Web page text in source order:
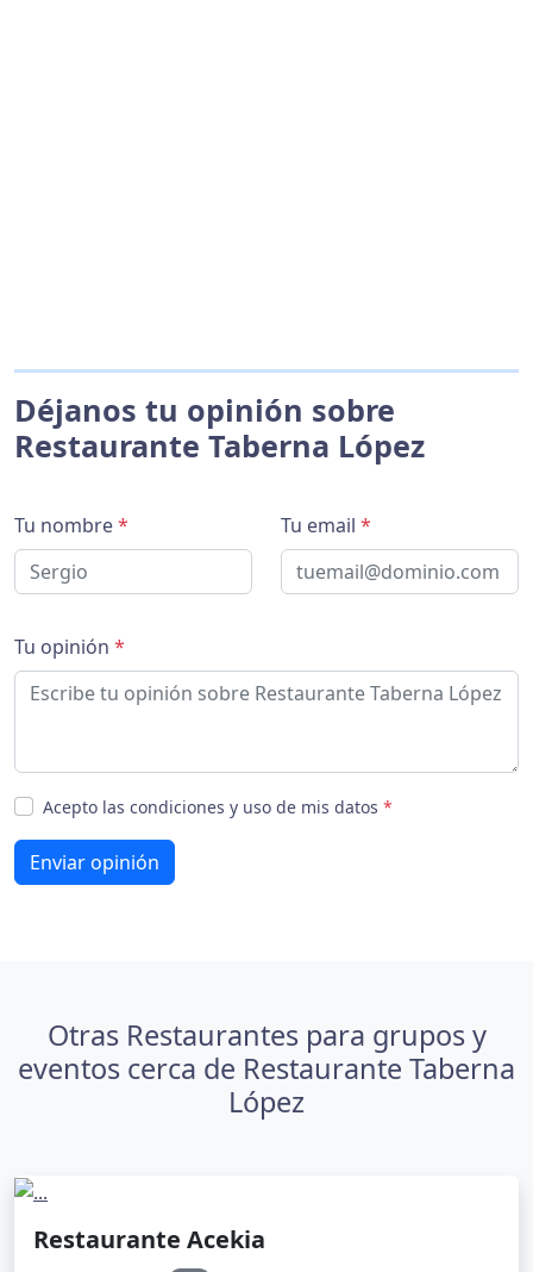
Déjanos tu opinión sobre
Restaurante Taberna López
Tu nombre* Tu email *
Tu opinión *
Acepto las condiciones y uso de mis datos *
Enviar opinión
Otras Restaurantes para grupos y
eventos cerca de Restaurante Taberna
López
Restaurante Acekia